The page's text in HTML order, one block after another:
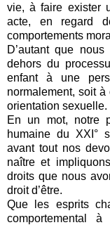
vie, à faire exister
acte, en regard
comportements
D’autant que
dehors du
enfant à une
normalement, soit
orientation sexuelle.
En un mot, notre
humaine du XXI°
avant tout nos
naître et
droits que nous
droit d’être.
Que les esprits
comportemental